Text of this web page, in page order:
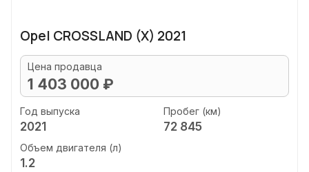
Opel CROSSLAND (X) 2021
Цена продавца
1 403 000 ₽
Год выпуска
2021
Пробег (км)
72 845
Объем двигателя (л)
1.2